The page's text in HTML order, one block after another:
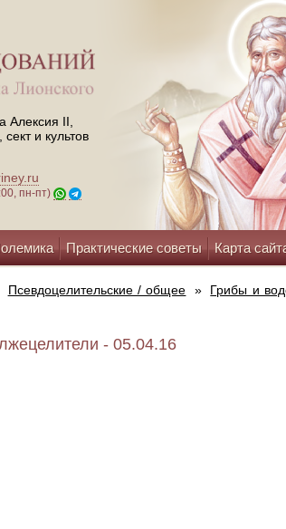
Алексия II,
и культов
пн-пт)
Практические советы Карта
Псевдоцелительские / общее »
Грибы и
- 05.04.16